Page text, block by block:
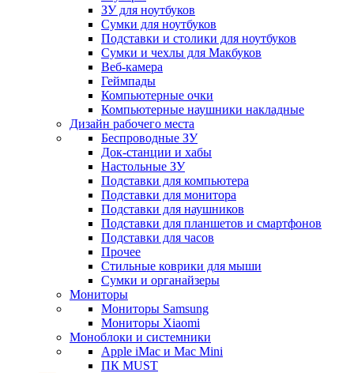
ЗУ для ноутбуков
Сумки для ноутбуков
Подставки и столики для ноутбуков
Сумки и чехлы для Макбуков
Веб-камера
Геймпады
Компьютерные очки
Компьютерные наушники накладные
Дизайн рабочего места
Беспроводные ЗУ
Док-станции и хабы
Настольные ЗУ
Подставки для компьютера
Подставки для монитора
Подставки для наушников
Подставки для планшетов и смартфонов
Подставки для часов
Прочее
Стильные коврики для мыши
Сумки и органайзеры
Мониторы
Мониторы Samsung
Мониторы Xiaomi
Моноблоки и системники
Apple iMac и Mac Mini
ПК MUST